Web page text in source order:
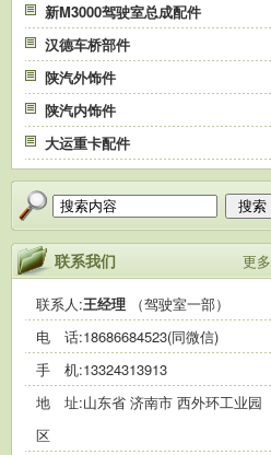
新M3000驾驶室总成配件
汉德车桥部件
陕汽外饰件
陕汽内饰件
大运重卡配件
搜索
更多
联系我们
联系人:王经理 （驾驶室一部）
电 话:18686684523(同微信)
手 机:13324313913
地 址:山东省 济南市 西外环工业园
区